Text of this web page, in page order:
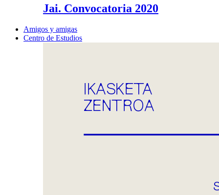
Jai. Convocatoria 2020
Amigos y amigas
Centro de Estudios